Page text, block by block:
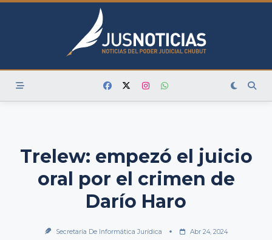
Skip
Trelew: empezó el juicio
oral por el crimen de
Darío Haro
Secretaría De Informática Jurídica Abr 24, 2024